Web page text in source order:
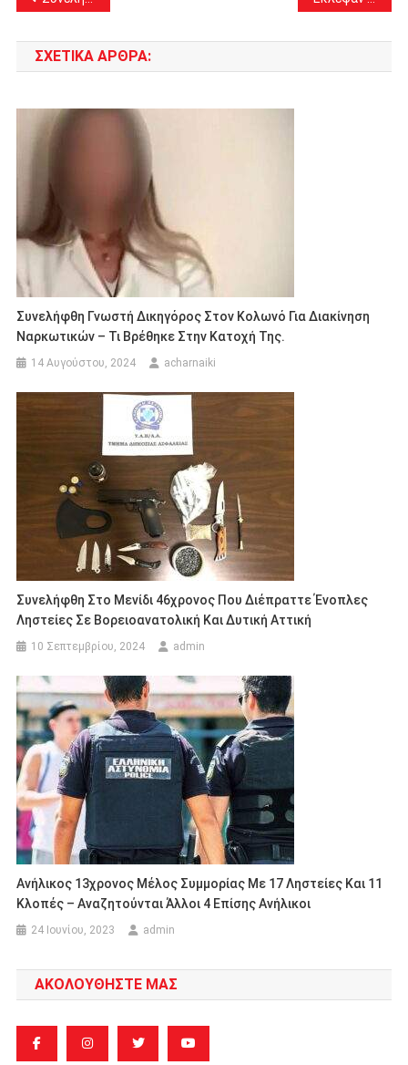
άρθρων
ΣΧΕΤΙΚΆ ΆΡΘΡΑ:
Συνελήφθη Γνωστή Δικηγόρος Στον Κολωνό Για Διακίνηση
Ναρκωτικών – Τι Βρέθηκε Στην Κατοχή Της.
14 Αυγούστου, 2024 acharnaiki
Συνελήφθη Στο Μενίδι 46χρονος Που Διέπραττε Ένοπλες
Ληστείες Σε Βορειοανατολική Και Δυτική Αττική
10 Σεπτεμβρίου, 2024 admin
Ανήλικος 13χρονος Μέλος Συμμορίας Με 17 Ληστείες Και 11
Κλοπές – Αναζητούνται Άλλοι 4 Επίσης Ανήλικοι
24 Ιουνίου, 2023 admin
ΑΚΟΛΟΥΘΗΣΤΕ ΜΑΣ